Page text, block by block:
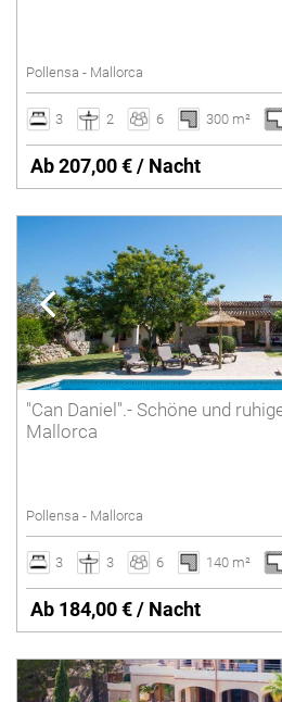
Pollensa - Mallorca
3 2 6 300 m²
Ab 207,00 € / Nacht
"Can Daniel".- Schöne und
Mallorca
Pollensa - Mallorca
3 3 6 140 m²
Ab 184,00 € / Nacht